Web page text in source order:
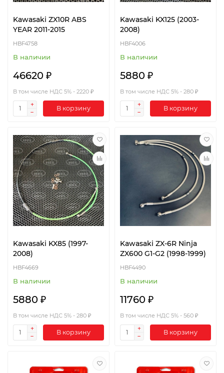
Kawasaki ZX10R ABS
YEAR 2011-2015
HBF4758
В наличии
46620 ₽
В том числе НДС 5% - 2220 ₽
В корзину
Kawasaki KX125 (2003-
2008)
HBF4006
В наличии
5880 ₽
В том числе НДС 5% - 280 ₽
В корзину
Kawasaki KX85 (1997-
2008)
HBF4669
В наличии
5880 ₽
В том числе НДС 5% - 280 ₽
В корзину
Kawasaki ZX-6R Ninja
ZX600 G1-G2 (1998-1999)
HBF4490
В наличии
11760 ₽
В том числе НДС 5% - 560 ₽
В корзину